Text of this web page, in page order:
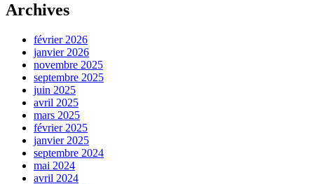
Archives
février 2026
janvier 2026
novembre 2025
septembre 2025
juin 2025
avril 2025
mars 2025
février 2025
janvier 2025
septembre 2024
mai 2024
avril 2024